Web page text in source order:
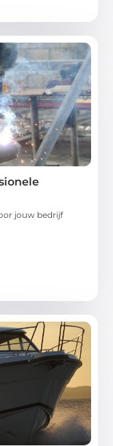
jouw bedrijf